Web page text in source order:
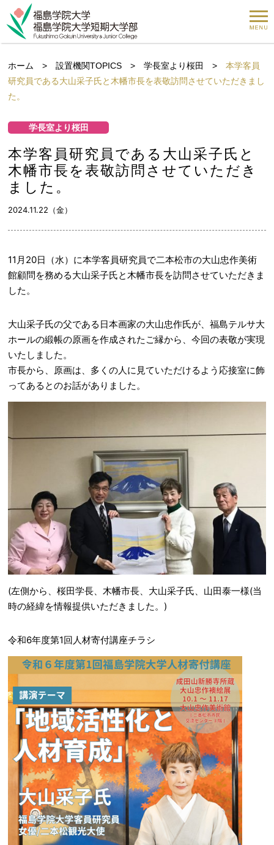
ホーム >設置機関TOPICS >学長室より桜田 >本学客員
研究員である大山采子氏と木幡市長を表敬訪問させていただきまし
た。
学長室より桜田
本学客員研究員である大山采子氏と
木幡市長を表敬訪問させていただき
ました。
2024.11.22（金）
11月20日（水）に本学客員研究員で二本松市の大山忠作美術
館顧問を務める大山采子氏と木幡市長を訪問させていただきま
した。
大山采子氏の父である日本画家の大山忠作氏が、福島テルサ大
ホールの緞帳の原画を作成されたご縁から、今回の表敬が実現
いたしました。
市長から、原画は、多くの人に見ていただけるよう応接室に飾
ってあるとのお話がありました。
(左側から、桜田学長、木幡市長、大山采子氏、山田泰一様(当
時の経緯を情報提供いただきました。)
令和6年度第1回人材寄付講座チラシ